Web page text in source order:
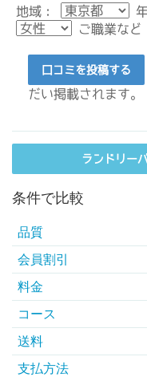
地域：
ご職業など
口コミを投稿する
だい掲載されます。
ランドリー
条件で比較
品質
会員割引
料金
コース
送料
支払方法